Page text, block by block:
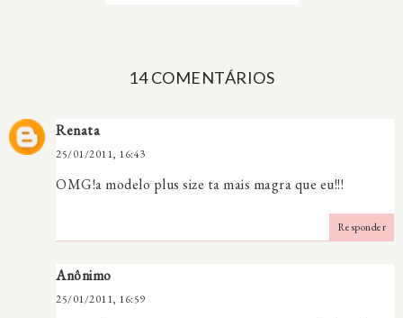
14 COMENTÁRIOS
Renata
25/01/2011, 16:43
OMG!a modelo plus size ta mais magra que eu!!!
Responder
Anônimo
25/01/2011, 16:59